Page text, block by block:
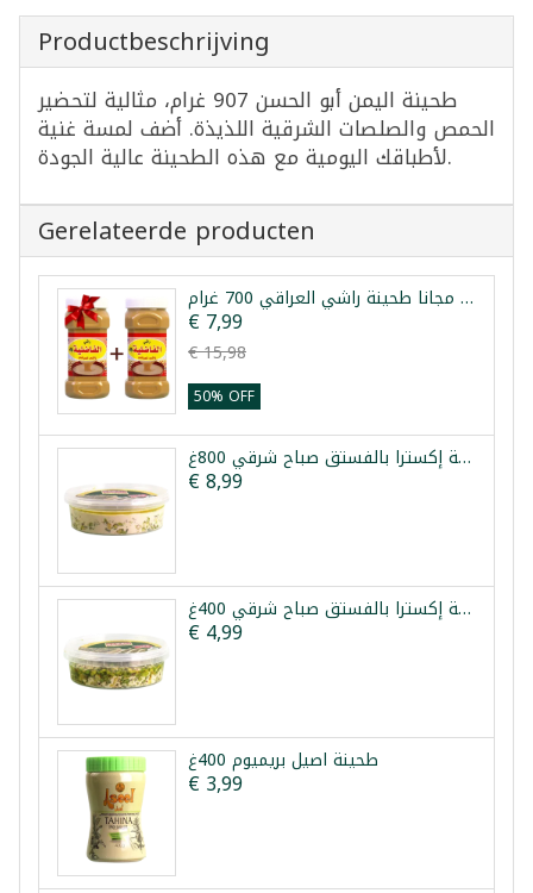
Productbeschrijving
طحينة اليمن أبو الحسن 907 غرام، مثالية لتحضير
الحمص والصلصات الشرقية اللذيذة. أضف لمسة غنية
لأطباقك اليومية مع هذه الطحينة عالية الجودة.
Gerelateerde producten
عرض 1+1 مجانا طحينة راشي العراقي 700 غرام
€ 7,99
€ 15,98
50% OFF
حلاوة طحينية إكسترا بالفستق صباح شرقي 800غ
€ 8,99
حلاوة طحينية إكسترا بالفستق صباح شرقي 400غ
€ 4,99
طحينة اصيل بريميوم 400غ
€ 3,99